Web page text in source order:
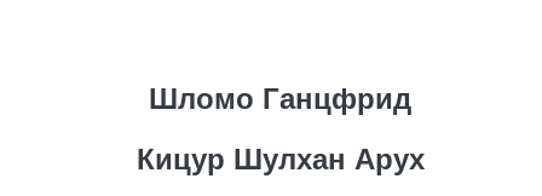
Шломо Ганцфрид
Кицур Шулхан Арух